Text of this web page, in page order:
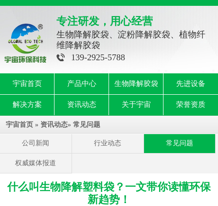
专注研发，用心经营
生物降解胶袋、淀粉降解胶袋、植物纤
维降解胶袋
139-2925-5788
宇宙首页 产品中心 生物降解胶袋 先进设备
解决方案 资讯动态 关于宇宙 荣誉资质
宇宙首页 » 资讯动态» 常见问题
公司新闻 行业动态 常见问题
权威媒体报道
什么叫生物降解塑料袋？一文带你读懂环保
新趋势！